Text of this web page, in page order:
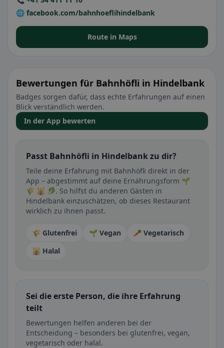
🌐 facebook.com/bahnhoeflihindelbank
Route in Maps
Bewertungen für Bahnhöfli in Hindelbank
Badges sorgen dafür, dass echte Erfahrungen auf einen
Blick verständlich werden.
In der App bewerten
Passt Bahnhöfli in Hindelbank zu dir?
Teile deine Erfahrung mit Bahnhöfli direkt in der
App – abgestimmt auf deine Ernährungsform 🌱
🌾 🕌 🥬. So hilfst du anderen Gästen in
Hindelbank einzuschätzen, ob dieses Restaurant
wirklich zu ihnen passt.
🌾 Glutenfrei 🌱 Vegan
🥕 Vegetarisch
🕌 Halal
Sei die erste Person, die ihre Erfahrung
teilt
Bewertungen helfen anderen bei der
Entscheidung – besonders bei glutenfrei, vegan,
vegetarisch oder halal.